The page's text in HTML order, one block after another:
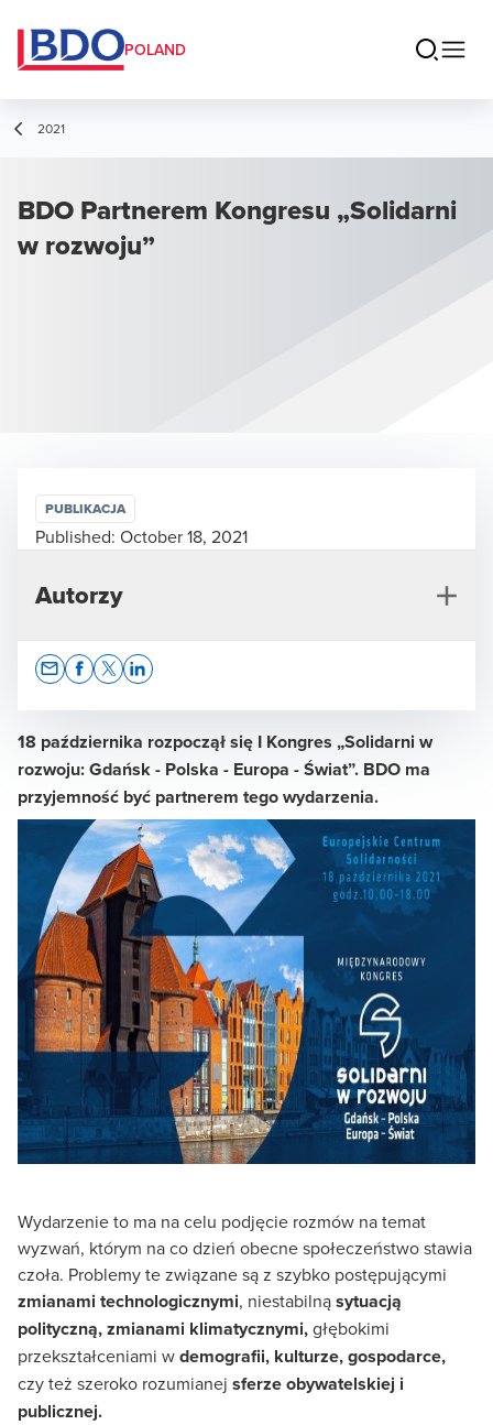
POLAND
2021
BDO Partnerem Kongresu „Solidarni
w rozwoju”
18 października rozpoczął się I Kongres „Solidarni w
rozwoju: Gdańsk - Polska - Europa - Świat”. BDO ma
przyjemność być partnerem tego wydarzenia.
Wydarzenie to ma na celu podjęcie rozmów na temat
wyzwań, którym na co dzień obecne społeczeństwo stawia
czoła. Problemy te związane są z szybko postępującymi
zmianami technologicznymi, niestabilnąsytuacją
polityczną,zmianami klimatycznymi,głębokimi
przekształceniami wdemografii, kulturze, gospodarce,
czy też szeroko rozumianej sferze obywatelskiej i
publicznej.
PUBLIKACJA
Published: October 18, 2021
Autorzy
Ewa Matyszewska
Dyrektor ds. Komunikacji i Zrównoważonego Rozwoju